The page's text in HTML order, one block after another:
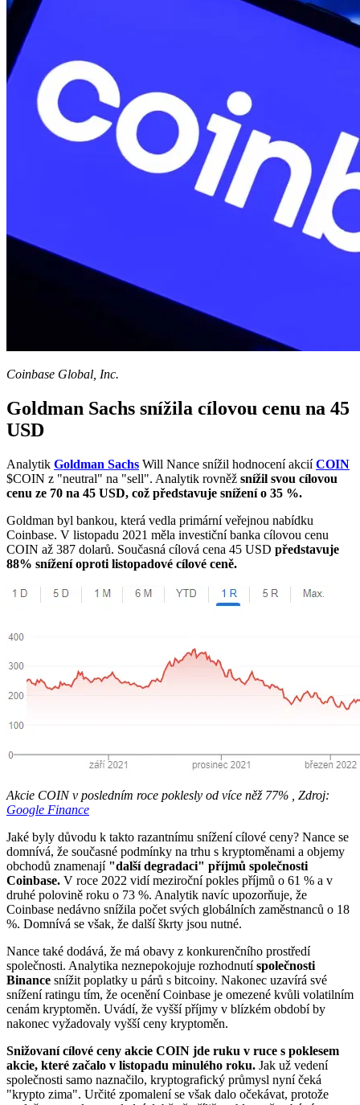
Coinbase Global, Inc.
Goldman Sachs snížila cílovou cenu na 45
USD
Analytik Goldman Sachs Will Nance snížil hodnocení akciíCOIN
$COIN z "neutral" na "sell". Analytik rovněž snížil svou cílovou
cenu ze 70 na 45 USD, což představuje snížení o 35 %.
Goldman byl bankou, která vedla primární veřejnou nabídku
Coinbase. V listopadu 2021 měla investiční banka cílovou cenu
COIN až 387 dolarů. Současná cílová cena 45 USD představuje
88% snížení oproti listopadové cílové ceně.
Akcie COIN v posledním roce poklesly od více něž 77% , Zdroj:
Google Finance
Jaké byly důvodu k takto razantnímu snížení cílové ceny? Nance se
domnívá, že současné podmínky na trhu s kryptoměnami a objemy
obchodů znamenají "další degradaci" příjmů společnosti
Coinbase. V roce 2022 vidí meziroční pokles příjmů o 61 % a v
druhé polovině roku o 73 %. Analytik navíc upozorňuje, že
Coinbase nedávno snížila počet svých globálních zaměstnanců o 18
%. Domnívá se však, že další škrty jsou nutné.
Nance také dodává, že má obavy z konkurenčního prostředí
společnosti. Analytika neznepokojuje rozhodnutíspolečnosti
Binance snížit poplatky u párů s bitcoiny. Nakonec uzavírá své
snížení ratingu tím, že ocenění Coinbase je omezené kvůli volatilním
cenám kryptoměn. Uvádí, že vyšší příjmy v blízkém období by
nakonec vyžadovaly vyšší ceny kryptoměn.
Snižovaní cílové ceny akcie COIN jde ruku v ruce s poklesem
akcie, které začalo v listopadu minulého roku. Jak už vedení
společnosti samo naznačilo, kryptografický průmysl nyní čeká
"krypto zima". Určité zpomalení se však dalo očekávat, protože